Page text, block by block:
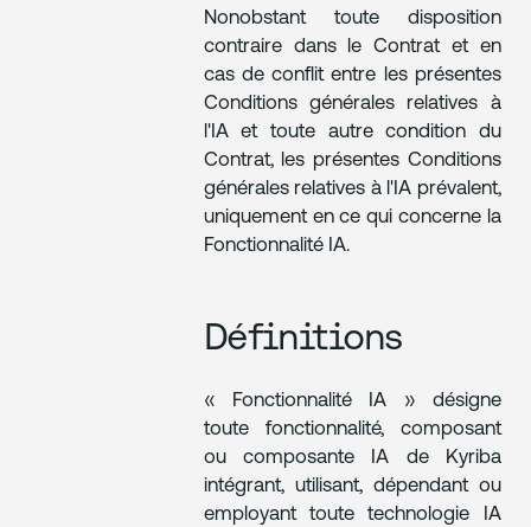
Nonobstant toute disposition
contraire dans le Contrat et en
cas de conflit entre les présentes
Conditions générales relatives à
l'IA et toute autre condition du
Contrat, les présentes Conditions
générales relatives à l'IA prévalent,
uniquement en ce qui concerne la
Fonctionnalité IA.
Définitions
« Fonctionnalité IA » désigne
toute fonctionnalité, composant
ou composante IA de Kyriba
intégrant, utilisant, dépendant ou
employant toute technologie IA